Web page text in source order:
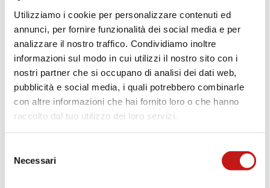
Utilizziamo i cookie per personalizzare contenuti ed
annunci, per fornire funzionalità dei social media e per
analizzare il nostro traffico. Condividiamo inoltre
informazioni sul modo in cui utilizzi il nostro sito con i
nostri partner che si occupano di analisi dei dati web,
pubblicità e social media, i quali potrebbero combinarle
con altre informazioni che hai fornito loro o che hanno
raccolto dal tuo utilizzo dei loro servizi.
delNecessari